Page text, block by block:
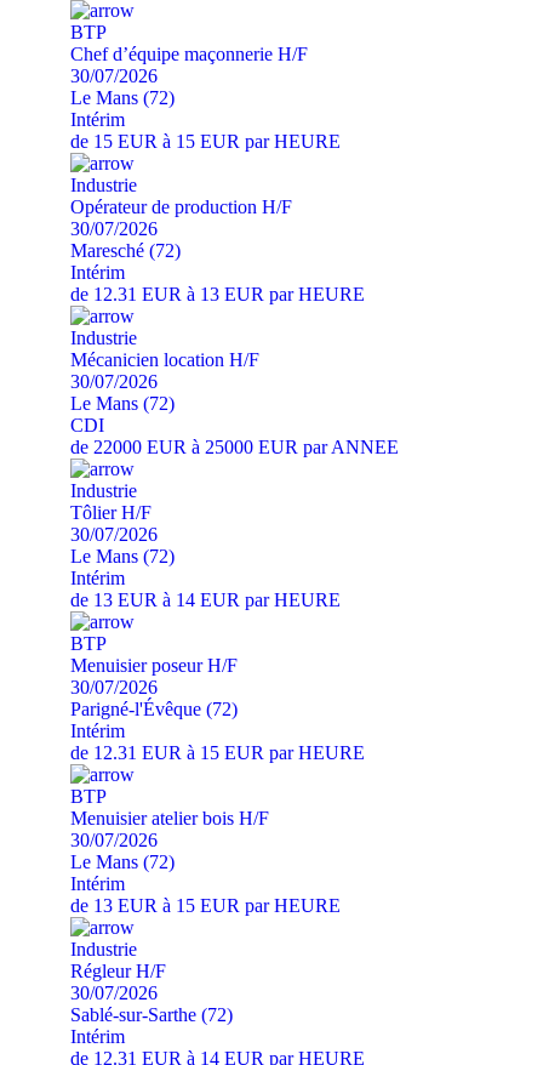
BTP
Chef d’équipe maçonnerie H/F
30/07/2026
Le Mans (72)
Intérim
de 15 EUR à 15 EUR par HEURE
Industrie
Opérateur de production H/F
30/07/2026
Maresché (72)
Intérim
de 12.31 EUR à 13 EUR par HEURE
Industrie
Mécanicien location H/F
30/07/2026
Le Mans (72)
CDI
de 22000 EUR à 25000 EUR par ANNEE
Industrie
Tôlier H/F
30/07/2026
Le Mans (72)
Intérim
de 13 EUR à 14 EUR par HEURE
BTP
Menuisier poseur H/F
30/07/2026
Parigné-l'Évêque (72)
Intérim
de 12.31 EUR à 15 EUR par HEURE
BTP
Menuisier atelier bois H/F
30/07/2026
Le Mans (72)
Intérim
de 13 EUR à 15 EUR par HEURE
Industrie
Régleur H/F
30/07/2026
Sablé-sur-Sarthe (72)
Intérim
de 12.31 EUR à 14 EUR par HEURE